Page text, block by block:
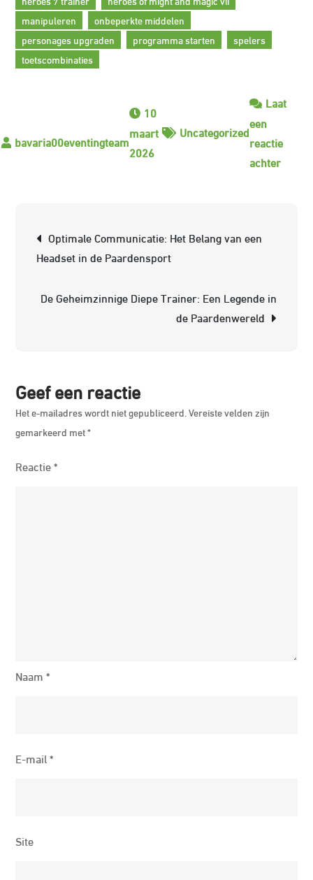
manipuleren
onbeperkte middelen
personages upgraden
programma starten
spelers
toetscombinaties
10
maart
2026
Uncategorized
Laat
een
reactie
achterop
Optimale Communicatie: Het Belang van een
Headset in de Paardensport
De Geheimzinnige Diepe Trainer: Een Legende in
de Paardenwereld
Geef een reactie
Het e-mailadres wordt niet gepubliceerd. Vereiste velden zijn
gemarkeerd met*
Reactie*
Naam*
E-mail*
Site